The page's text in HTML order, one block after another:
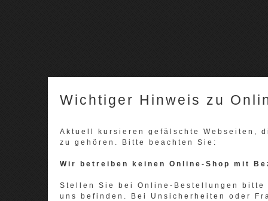
Wichtiger Hinweis zu
Aktuell kursieren gefälschte Webseiten,
zu gehören. Bitte beachten Sie:
Wir betreiben keinen Online-Shop mit
Stellen Sie bei Online-Bestellungen
uns befinden. Bei Unsicherheiten oder